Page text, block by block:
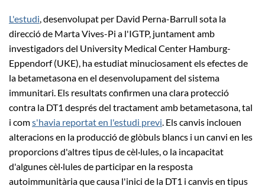
L'estudi , desenvolupat per David Perna-Barrull sota la
direcció de Marta Vives-Pi a l'IGTP, juntament amb
investigadors del University Medical Center Hamburg-
Eppendorf (UKE), ha estudiat minuciosament els efectes de
la betametasona en el desenvolupament del sistema
immunitari. Els resultats confirmen una clara protecció
contra la DT1 després del tractament amb betametasona, tal
i coms'havia reportat en l'estudi previ . Els canvis inclouen
alteracions en la producció de glòbuls blancs i un canvi en les
proporcions d'altres tipus de cèl·lules, o la incapacitat
d'algunes cèl·lules de participar en la resposta
autoimmunitària que causa l'inici de la DT1 i canvis en tipus